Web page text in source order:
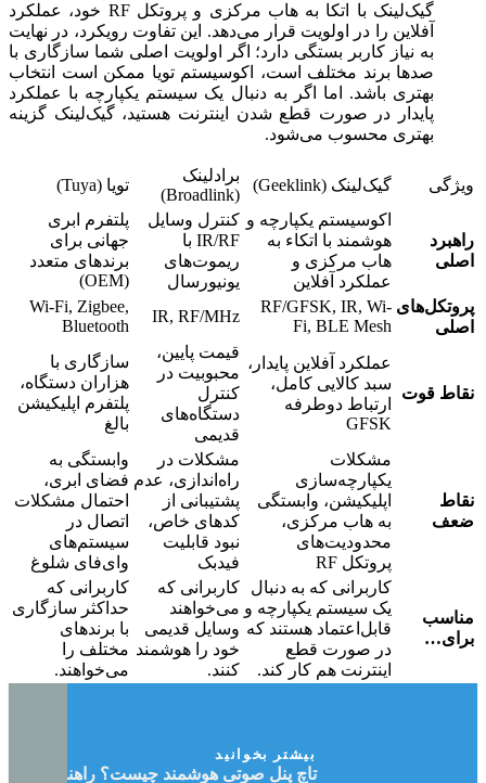
گیک‌لینک با اتکا به هاب مرکزی و پروتکل RF خود، عملکرد
آفلاین را در اولویت قرار می‌دهد. این تفاوت رویکرد، در نهایت
به نیاز کاربر بستگی دارد؛ اگر اولویت اصلی شما سازگاری با
صدها برند مختلف است، اکوسیستم تویا ممکن است انتخاب
بهتری باشد. اما اگر به دنبال یک سیستم یکپارچه با عملکرد
پایدار در صورت قطع شدن اینترنت هستید، گیک‌لینک گزینه
بهتری محسوب می‌شود.
ویژگی گیک‌لینک (Geeklink)
برادلینک
(Broadlink)
تویا (Tuya)
راهبرد
اصلی
اکوسیستم یکپارچه و
هوشمند با اتکاء به
هاب مرکزی و
عملکرد آفلاین
کنترل وسایل
IR/RF با
ریموت‌های
یونیورسال
پلتفرم ابری
جهانی برای
برندهای متعدد
(OEM)
پروتکل‌های
اصلی
RF/GFSK, IR, Wi-
Fi, BLE Mesh
IR, RF/MHz
Wi-Fi, Zigbee,
Bluetooth
نقاط قوت
عملکرد آفلاین پایدار،
سبد کالایی کامل،
ارتباط دوطرفه
GFSK
قیمت پایین،
محبوبیت در
کنترل
دستگاه‌های
قدیمی
سازگاری با
هزاران دستگاه،
پلتفرم اپلیکیشن
بالغ
نقاط
ضعف
مشکلات
یکپارچه‌سازی
اپلیکیشن، وابستگی
به هاب مرکزی،
محدودیت‌های
پروتکل RF
مشکلات در
راه‌اندازی، عدم
پشتیبانی از
کدهای خاص،
نبود قابلیت
فیدبک
وابستگی به
فضای ابری،
احتمال مشکلات
اتصال در
سیستم‌های
وای‌فای شلوغ
مناسب
برای…
کاربرانی که به دنبال
یک سیستم یکپارچه و
قابل‌اعتماد هستند که
در صورت قطع
اینترنت هم کار کند.
کاربرانی که
می‌خواهند
وسایل قدیمی
خود را هوشمند
کنند.
کاربرانی که
حداکثر سازگاری
با برندهای
مختلف را
می‌خواهند.
بیشتر بخوانید
تاچ پنل صوتی هوشمند چیست؟ راهنمای